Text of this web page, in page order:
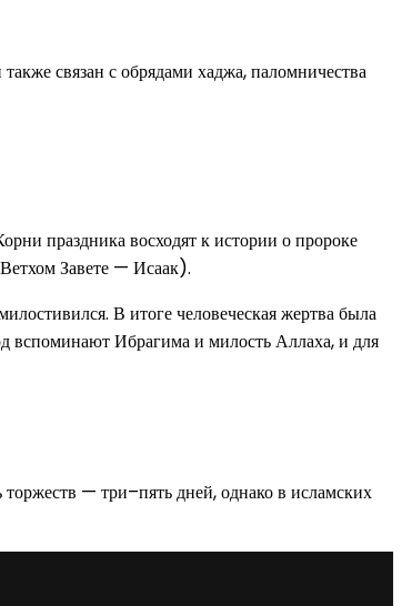
связан с обрядами хаджа, паломничества
праздника восходят к истории о пророке
Завете — Исаак).
В итоге человеческая жертва была
вспоминают Ибрагима и милость Аллаха, и для
— три–пять дней, однако в исламских